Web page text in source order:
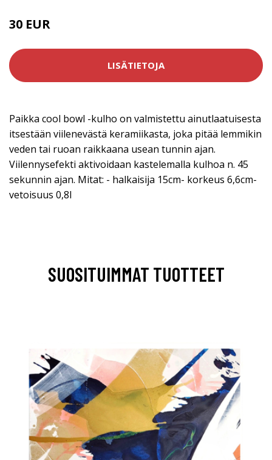
30 EUR
LISÄTIETOJA
Paikka cool bowl -kulho on valmistettu ainutlaatuisesta
itsestään viilenevästä keramiikasta, joka pitää lemmikin
veden tai ruoan raikkaana usean tunnin ajan.
Viilennysefekti aktivoidaan kastelemalla kulhoa n. 45
sekunnin ajan. Mitat: - halkaisija 15cm- korkeus 6,6cm-
vetoisuus 0,8l
SUOSITUIMMAT TUOTTEET